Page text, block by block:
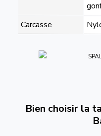
Carcasse
Bien choisir la